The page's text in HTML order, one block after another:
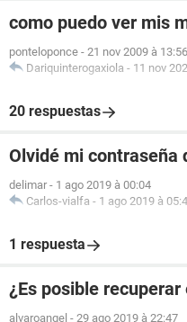
como puedo ver mis
ponteloponce - 21 nov 2009 à 13:56
Dariquinterogaxiola - 11 nov
20 respuestas
Olvidé mi contraseña
delimar - 1 ago 2019 à 00:04
Carlos-vialfa - 1 ago 2019 à
1 respuesta
¿Es posible
alvaroangel - 29 ago 2019 à 22:47